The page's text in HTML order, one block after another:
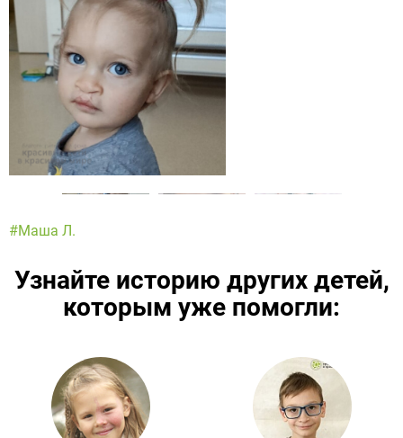
#Маша Л.
Узнайте историю других детей,
которым уже помогли:
Подробнее